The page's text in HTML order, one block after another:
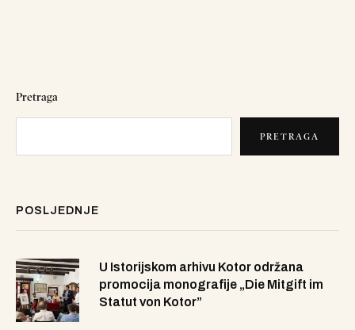
Pretraga
PRETRAGA
POSLJEDNJE
U Istorijskom arhivu Kotor održana
promocija monografije „Die Mitgift im
Statut von Kotor”